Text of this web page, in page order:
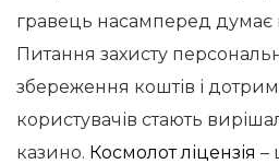
гравець насамперед думає
Питання захисту
збереження коштів і
користувачів стають
казино. Космолот ліцензія –